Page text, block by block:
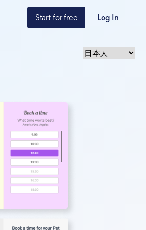
Start for free Log In